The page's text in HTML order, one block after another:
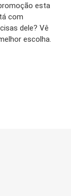
esta
com
dele? Vê
escolha.